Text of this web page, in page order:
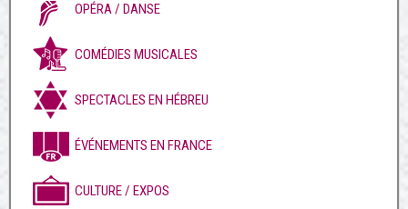
OPÉRA / DANSE
COMÉDIES MUSICALES
SPECTACLES EN HÉBREU
ÉVÉNEMENTS EN FRANCE
CULTURE / EXPOS